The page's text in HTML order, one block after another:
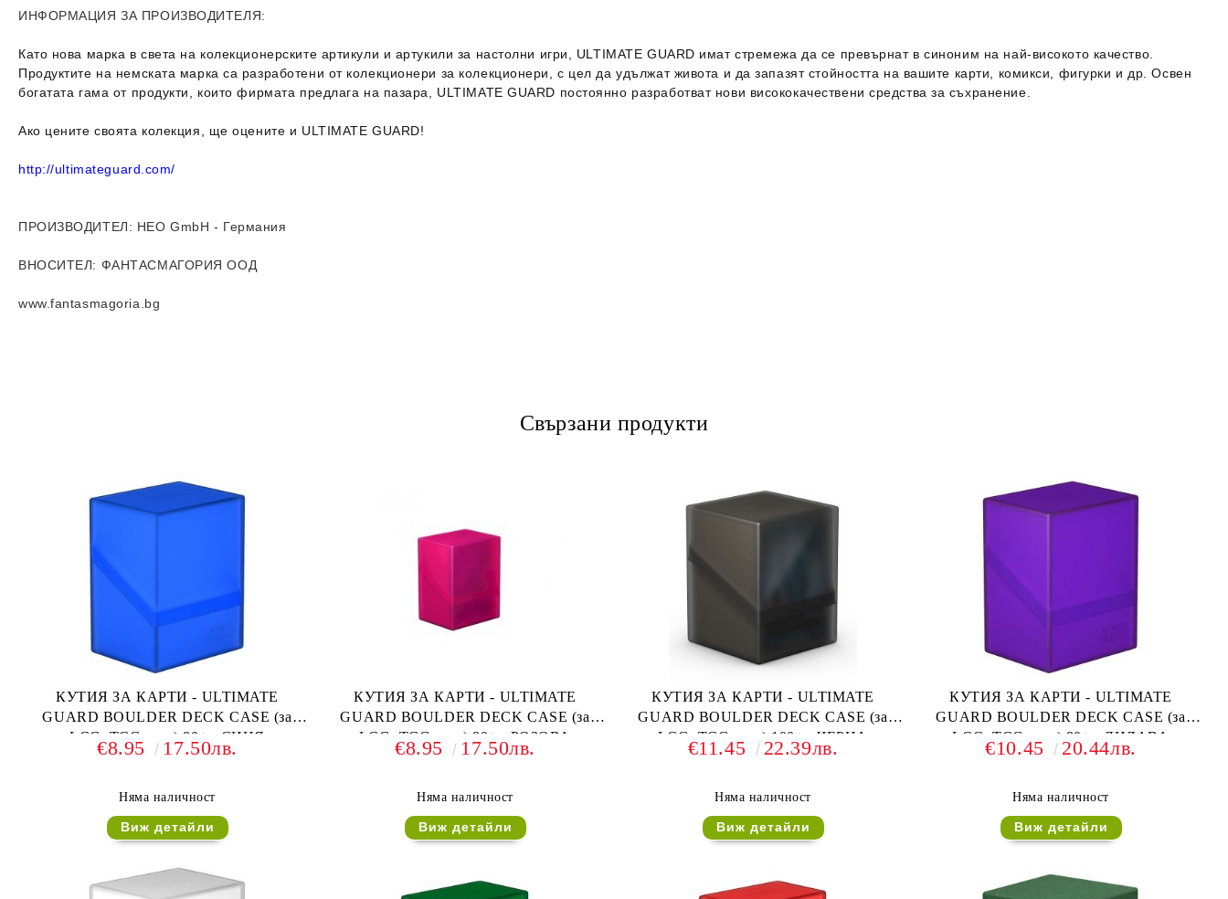
ИНФОРМАЦИЯ ЗА ПРОИЗВОДИТЕЛЯ:
Като нова марка в света на колекционерските артикули и артукили за настолни игри, ULTIMATE GUARD имат стремежа да се превърнат в синоним на най-високото качество.
Продуктите на немската марка са разработени от колекционери за колекционери, с цел да удължат живота и да запазят стойността на вашите карти, комикси, фигурки и др. Освен
богатата гама от продукти, които фирмата предлага на пазара, ULTIMATE GUARD постоянно разработват нови висококачествени средства за съхранение.
Ако цените своята колекция, ще оцените и ULTIMATE GUARD!
http://ultimateguard.com/
ПРОИЗВОДИТЕЛ: HEO GmbH - Германия
ВНОСИТЕЛ: ФАНТАСМАГОРИЯ ООД
www.fantasmagoria.bg
Свързани продукти
КУТИЯ ЗА КАРТИ - ULTIMATE
GUARD BOULDER DECK CASE (за
LCG, TCG и др) 80+ - СИНЯ
€8.95 17.50лв.
Няма наличност
Виж детайли
КУТИЯ ЗА КАРТИ - ULTIMATE
GUARD BOULDER DECK CASE (за
LCG, TCG и др) 80+ - РОЗОВА
€8.95 17.50лв.
Няма наличност
Виж детайли
КУТИЯ ЗА КАРТИ - ULTIMATE
GUARD BOULDER DECK CASE (за
LCG, TCG и др) 100+ - ЧЕРНА
€11.45 22.39лв.
Няма наличност
Виж детайли
КУТИЯ ЗА КАРТИ - ULTIMATE
GUARD BOULDER DECK CASE (за
LCG, TCG и др) 80+ - ЛИЛАВА
€10.45 20.44лв.
Няма наличност
Виж детайли